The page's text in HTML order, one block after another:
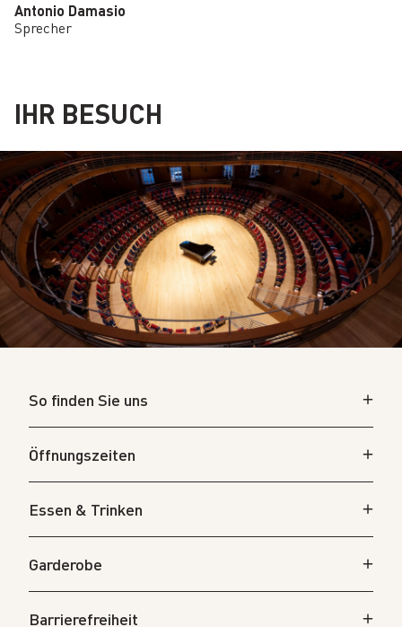
Antonio Damasio
Sprecher
IHR BESUCH
So finden Sie uns
Öffnungszeiten
Essen & Trinken
Garderobe
Barrierefreiheit